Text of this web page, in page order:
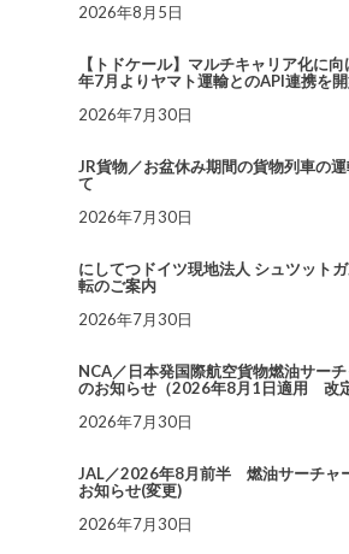
2026年8月5日
【トドケール】マルチキャリア化に
年7月よりヤマト運輸とのAPI連携を
2026年7月30日
JR貨物／お盆休み期間の貨物列車の
て
2026年7月30日
にしてつドイツ現地法人 シュツット
転のご案内
2026年7月30日
NCA／日本発国際航空貨物燃油サー
のお知らせ（2026年8月1日適用 改定
2026年7月30日
JAL／2026年8月前半 燃油サーチャ
お知らせ(変更)
2026年7月30日